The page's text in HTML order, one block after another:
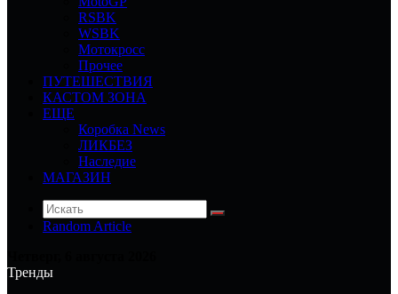
RSBK
WSBK
Мотокросс
Прочее
ПУТЕШЕСТВИЯ
КАСТОМ ЗОНА
ЕЩЕ
Коробка News
ЛИКБЕЗ
Наследие
МАГАЗИН
Random Article
Тренды